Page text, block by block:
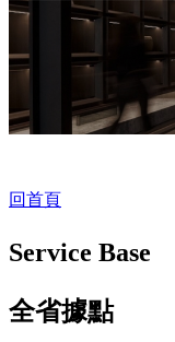
回首頁
Service Base
全省據點